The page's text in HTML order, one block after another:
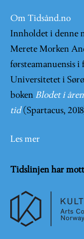
Om Tidsånd.no
Innholdet i denne
Merete Morken
førsteamanuensis
Universitetet i
boken Blodet i
tid (Spartacus,
Les mer
Tidslinjen har